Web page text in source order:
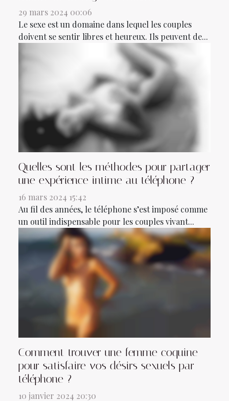
29 mars 2024 00:06
Le sexe est un domaine dans lequel les couples
doivent se sentir libres et heureux. Ils peuvent de...
Quelles sont les méthodes pour partager
une expérience intime au téléphone ?
16 mars 2024 15:42
Au fil des années, le téléphone s’est imposé comme
un outil indispensable pour les couples vivant...
Comment trouver une femme coquine
pour satisfaire vos désirs sexuels par
téléphone ?
10 janvier 2024 20:30